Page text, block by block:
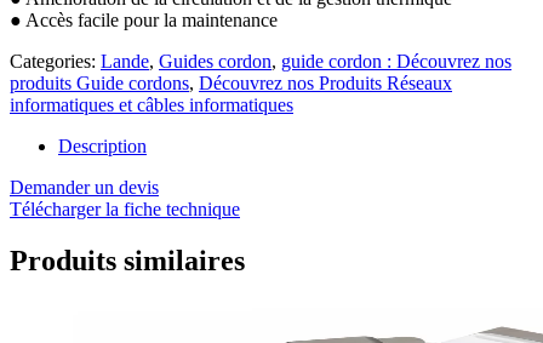
● Accès facile pour la maintenance
Categories: Lande, Guides cordon, guide cordon : Découvrez nos
produits Guide cordons, Découvrez nos Produits Réseaux
informatiques et câbles informatiques
Description
Demander un devis
Télécharger la fiche technique
Produits similaires